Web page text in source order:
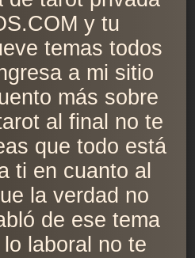
y tu
temas todos
a mi sitio
más sobre
al final no te
que todo está
ti en cuanto al
la verdad no
de ese tema
laboral no te